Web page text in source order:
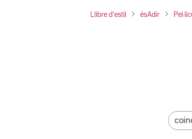
Llibre d'estil ésAdir